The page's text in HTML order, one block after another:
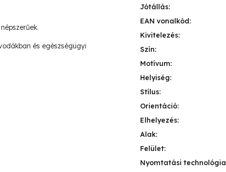
és egészségügyi
Jótállás:
EAN vonalkód:
Kivitelezés:
Szín:
Motívum:
Helyiség:
Stílus:
Orientáció:
Elhelyezés:
Alak:
Felület:
Nyomtatási technológia